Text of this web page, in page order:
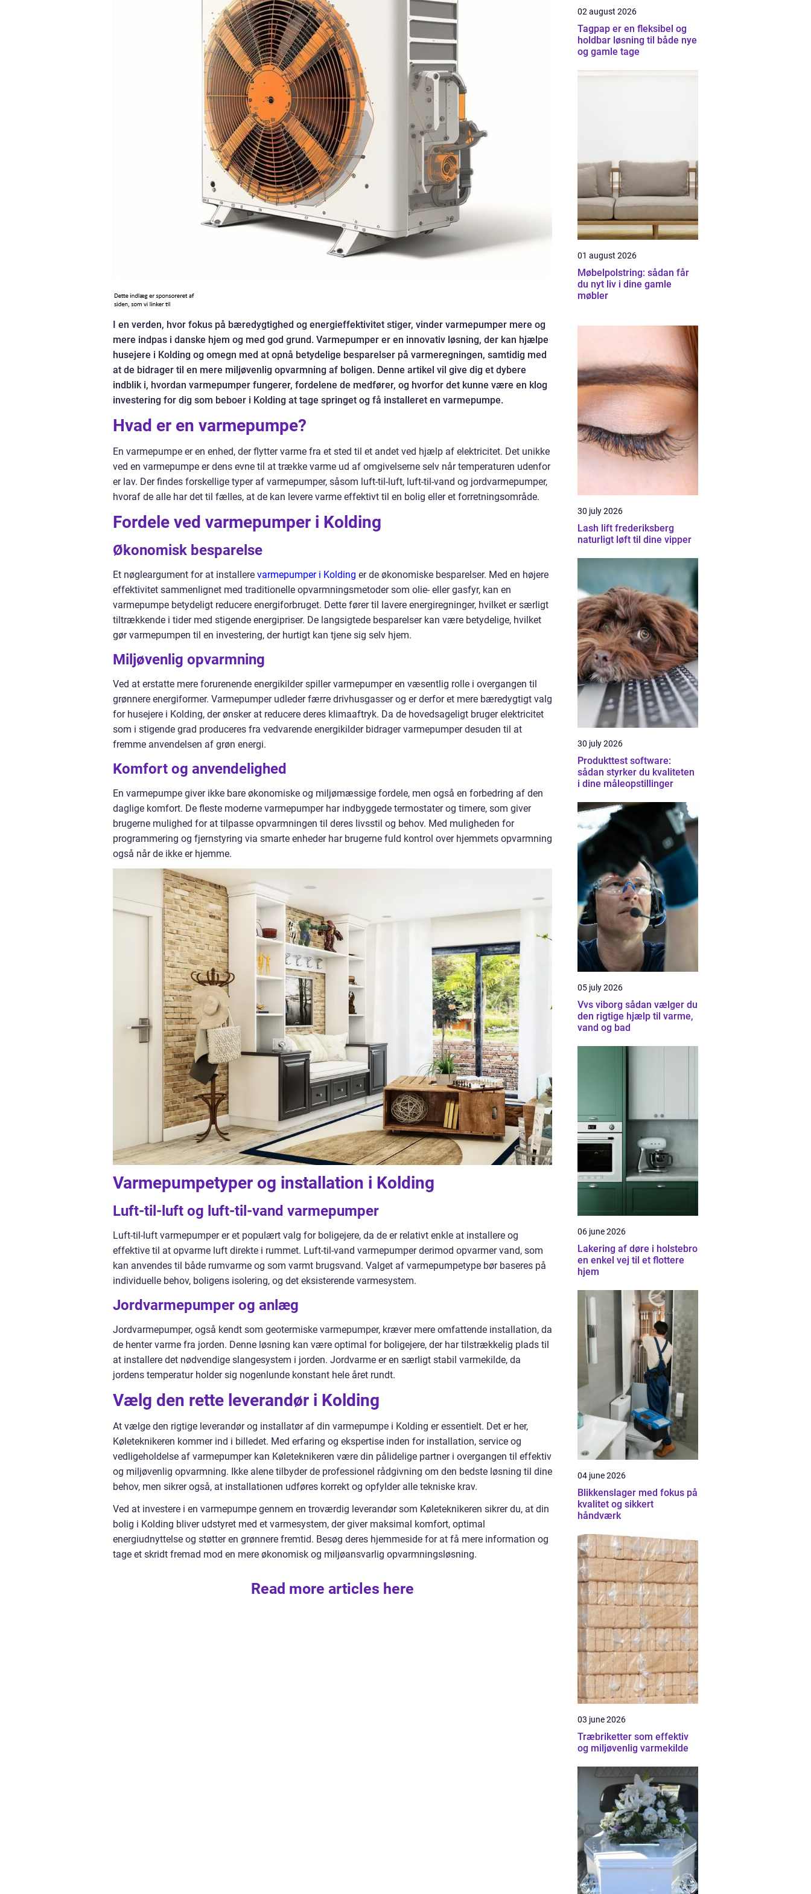
I en verden, hvor fokus på bæredygtighed og energieffektivitet stiger, vinder varmepumper mere og
mere indpas i danske hjem og med god grund. Varmepumper er en innovativ løsning, der kan hjælpe
husejere i Kolding og omegn med at opnå betydelige besparelser på varmeregningen, samtidig med
at de bidrager til en mere miljøvenlig opvarmning af boligen. Denne artikel vil give dig et dybere
indblik i, hvordan varmepumper fungerer, fordelene de medfører, og hvorfor det kunne være en klog
investering for dig som beboer i Kolding at tage springet og få installeret en varmepumpe.
Hvad er en varmepumpe?
En varmepumpe er en enhed, der flytter varme fra et sted til et andet ved hjælp af elektricitet. Det unikke
ved en varmepumpe er dens evne til at trække varme ud af omgivelserne selv når temperaturen udenfor
er lav. Der findes forskellige typer af varmepumper, såsom luft-til-luft, luft-til-vand og jordvarmepumper,
hvoraf de alle har det til fælles, at de kan levere varme effektivt til en bolig eller et forretningsområde.
Fordele ved varmepumper i Kolding
Økonomisk besparelse
Et nøgleargument for at installere varmepumper i Kolding er de økonomiske besparelser. Med en højere
effektivitet sammenlignet med traditionelle opvarmningsmetoder som olie- eller gasfyr, kan en
varmepumpe betydeligt reducere energiforbruget. Dette fører til lavere energiregninger, hvilket er særligt
tiltrækkende i tider med stigende energipriser. De langsigtede besparelser kan være betydelige, hvilket
gør varmepumpen til en investering, der hurtigt kan tjene sig selv hjem.
Miljøvenlig opvarmning
Ved at erstatte mere forurenende energikilder spiller varmepumper en væsentlig rolle i overgangen til
grønnere energiformer. Varmepumper udleder færre drivhusgasser og er derfor et mere bæredygtigt valg
for husejere i Kolding, der ønsker at reducere deres klimaaftryk. Da de hovedsageligt bruger elektricitet
som i stigende grad produceres fra vedvarende energikilder bidrager varmepumper desuden til at
fremme anvendelsen af grøn energi.
Komfort og anvendelighed
En varmepumpe giver ikke bare økonomiske og miljømæssige fordele, men også en forbedring af den
daglige komfort. De fleste moderne varmepumper har indbyggede termostater og timere, som giver
brugerne mulighed for at tilpasse opvarmningen til deres livsstil og behov. Med muligheden for
programmering og fjernstyring via smarte enheder har brugerne fuld kontrol over hjemmets opvarmning
også når de ikke er hjemme.
Varmepumpetyper og installation i Kolding
Luft-til-luft og luft-til-vand varmepumper
Luft-til-luft varmepumper er et populært valg for boligejere, da de er relativt enkle at installere og
effektive til at opvarme luft direkte i rummet. Luft-til-vand varmepumper derimod opvarmer vand, som
kan anvendes til både rumvarme og som varmt brugsvand. Valget af varmepumpetype bør baseres på
individuelle behov, boligens isolering, og det eksisterende varmesystem.
Jordvarmepumper og anlæg
Jordvarmepumper, også kendt som geotermiske varmepumper, kræver mere omfattende installation, da
de henter varme fra jorden. Denne løsning kan være optimal for boligejere, der har tilstrækkelig plads til
at installere det nødvendige slangesystem i jorden. Jordvarme er en særligt stabil varmekilde, da
jordens temperatur holder sig nogenlunde konstant hele året rundt.
Vælg den rette leverandør i Kolding
At vælge den rigtige leverandør og installatør af din varmepumpe i Kolding er essentielt. Det er her,
Køleteknikeren kommer ind i billedet. Med erfaring og ekspertise inden for installation, service og
vedligeholdelse af varmepumper kan Køleteknikeren være din pålidelige partner i overgangen til effektiv
og miljøvenlig opvarmning. Ikke alene tilbyder de professionel rådgivning om den bedste løsning til dine
behov, men sikrer også, at installationen udføres korrekt og opfylder alle tekniske krav.
Ved at investere i en varmepumpe gennem en troværdig leverandør som Køleteknikeren sikrer du, at din
bolig i Kolding bliver udstyret med et varmesystem, der giver maksimal komfort, optimal
energiudnyttelse og støtter en grønnere fremtid. Besøg deres hjemmeside for at få mere information og
tage et skridt fremad mod en mere økonomisk og miljøansvarlig opvarmningsløsning.
Read more articles here
02 august 2026
Tagpap er en fleksibel og
holdbar løsning til både nye
og gamle tage
01 august 2026
Møbelpolstring: sådan får
du nyt liv i dine gamle
møbler
30 july 2026
Lash lift frederiksberg
naturligt løft til dine vipper
30 july 2026
Produkttest software:
sådan styrker du kvaliteten
i dine måleopstillinger
05 july 2026
Vvs viborg sådan vælger du
den rigtige hjælp til varme,
vand og bad
06 june 2026
Lakering af døre i holstebro
en enkel vej til et flottere
hjem
04 june 2026
Blikkenslager med fokus på
kvalitet og sikkert
håndværk
03 june 2026
Træbriketter som effektiv
og miljøvenlig varmekilde